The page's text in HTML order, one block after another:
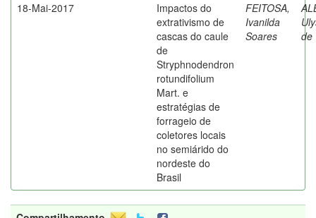
18-Mai-2017
Impactos do
extrativismo de
cascas do caule
de
Stryphnodendron
rotundifolium
Mart. e
estratégias de
forrageio de
coletores locais
no semiárido do
nordeste do
Brasil
FEITOSA,
Ivanilda
Soares
de